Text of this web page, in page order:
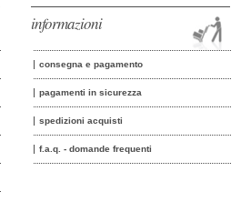
informazioni
consegna e pagamento
pagamenti in sicurezza
spedizioni acquisti
f.a.q. - domande frequenti